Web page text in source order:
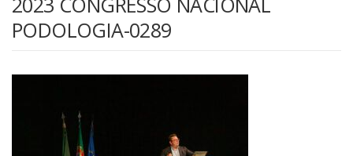
CONGRESSOS REVISTA CONTACTOS
PODOLOGIA-0289